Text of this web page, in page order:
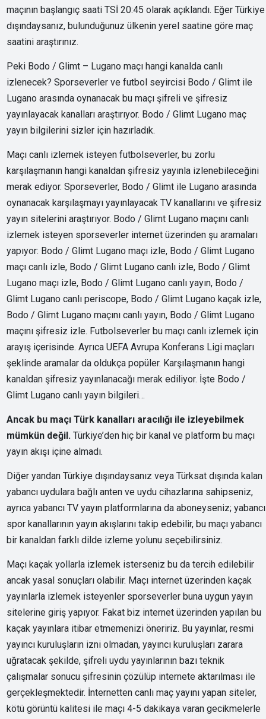
maçının başlangıç saati TSİ 20:45 olarak açıklandı. Eğer Türkiye
dışındaysanız, bulunduğunuz ülkenin yerel saatine göre maç
saatini araştırınız.
Peki Bodo / Glimt – Lugano maçı hangi kanalda canlı
izlenecek? Sporseverler ve futbol seyircisi Bodo / Glimt ile
Lugano arasında oynanacak bu maçı şifreli ve şifresiz
yayınlayacak kanalları araştırıyor. Bodo / Glimt Lugano maç
yayın bilgilerini sizler için hazırladık.
Maçı canlı izlemek isteyen futbolseverler, bu zorlu
karşılaşmanın hangi kanaldan şifresiz yayınla izlenebileceğini
merak ediyor. Sporseverler, Bodo / Glimt ile Lugano arasında
oynanacak karşılaşmayı yayınlayacak TV kanallarını ve şifresiz
yayın sitelerini araştırıyor. Bodo / Glimt Lugano maçını canlı
izlemek isteyen sporseverler internet üzerinden şu aramaları
yapıyor: Bodo / Glimt Lugano maçı izle, Bodo / Glimt Lugano
maçı canlı izle, Bodo / Glimt Lugano canlı izle, Bodo / Glimt
Lugano maçı izle, Bodo / Glimt Lugano canlı yayın, Bodo /
Glimt Lugano canlı periscope, Bodo / Glimt Lugano kaçak izle,
Bodo / Glimt Lugano maçını canlı yayın, Bodo / Glimt Lugano
maçını şifresiz izle. Futbolseverler bu maçı canlı izlemek için
arayış içerisinde. Ayrıca UEFA Avrupa Konferans Ligi maçları
şeklinde aramalar da oldukça popüler. Karşılaşmanın hangi
kanaldan şifresiz yayınlanacağı merak ediliyor. İşte Bodo /
Glimt Lugano canlı yayın bilgileri…
Ancak bu maçı Türk kanalları aracılığı ile izleyebilmek
mümkün değil. Türkiye’den hiç bir kanal ve platform bu maçı
yayın akışı içine almadı.
Diğer yandan Türkiye dışındaysanız veya Türksat dışında kalan
yabancı uydulara bağlı anten ve uydu cihazlarına sahipseniz,
ayrıca yabancı TV yayın platformlarına da aboneyseniz; yabancı
spor kanallarının yayın akışlarını takip edebilir, bu maçı yabancı
bir kanaldan farklı dilde izleme yolunu seçebilirsiniz.
Maçı kaçak yollarla izlemek isterseniz bu da tercih edilebilir
ancak yasal sonuçları olabilir. Maçı internet üzerinden kaçak
yayınlarla izlemek isteyenler sporseverler buna uygun yayın
sitelerine giriş yapıyor. Fakat biz internet üzerinden yapılan bu
kaçak yayınlara itibar etmemenizi öneririz. Bu yayınlar, resmi
yayıncı kuruluşların izni olmadan, yayıncı kuruluşları zarara
uğratacak şekilde, şifreli uydu yayınlarının bazı teknik
çalışmalar sonucu şifresinin çözülüp internete aktarılması ile
gerçekleşmektedir. İnternetten canlı maç yayını yapan siteler,
kötü görüntü kalitesi ile maçı 4-5 dakikaya varan gecikmelerle